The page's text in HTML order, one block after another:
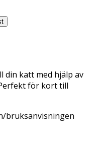
din katt med hjälp av
för kort till
bruksanvisningen